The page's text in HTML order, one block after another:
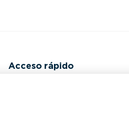
Acceso rápido